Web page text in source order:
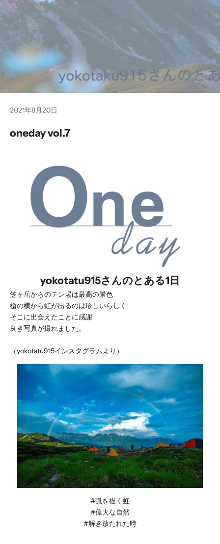
2021年8月20日
oneday vol.7
yokotatu915さんのとある1日
笠ヶ岳からのテン場は最高の景色
槍の横から虹が出るのは珍しいらしく
そこに出会えたことに感謝
良き写真が撮れました。
（yokotatu915インスタグラムより）
#弧を描く虹
#偉大な自然
#解き放たれた時